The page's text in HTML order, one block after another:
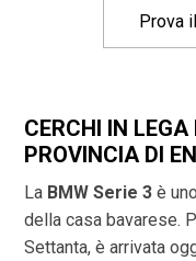
Prova
CERCHI IN
PROVINCIA DI
La BMW Serie 3 è
della casa bavarese.
Settanta, è arrivata